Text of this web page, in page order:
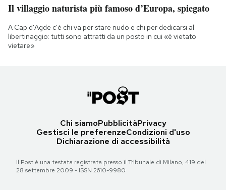
Il villaggio naturista più famoso d’Europa, spiegato
A Cap d'Agde c'è chi va per stare nudo e chi per dedicarsi al
libertinaggio: tutti sono attratti da un posto in cui «è vietato
vietare»
Chi siamoPubblicitàPrivacy
Gestisci le preferenzeCondizioni d'uso
Dichiarazione di accessibilità
Il Post è una testata registrata presso il Tribunale di Milano, 419 del
28 settembre 2009 - ISSN 2610-9980